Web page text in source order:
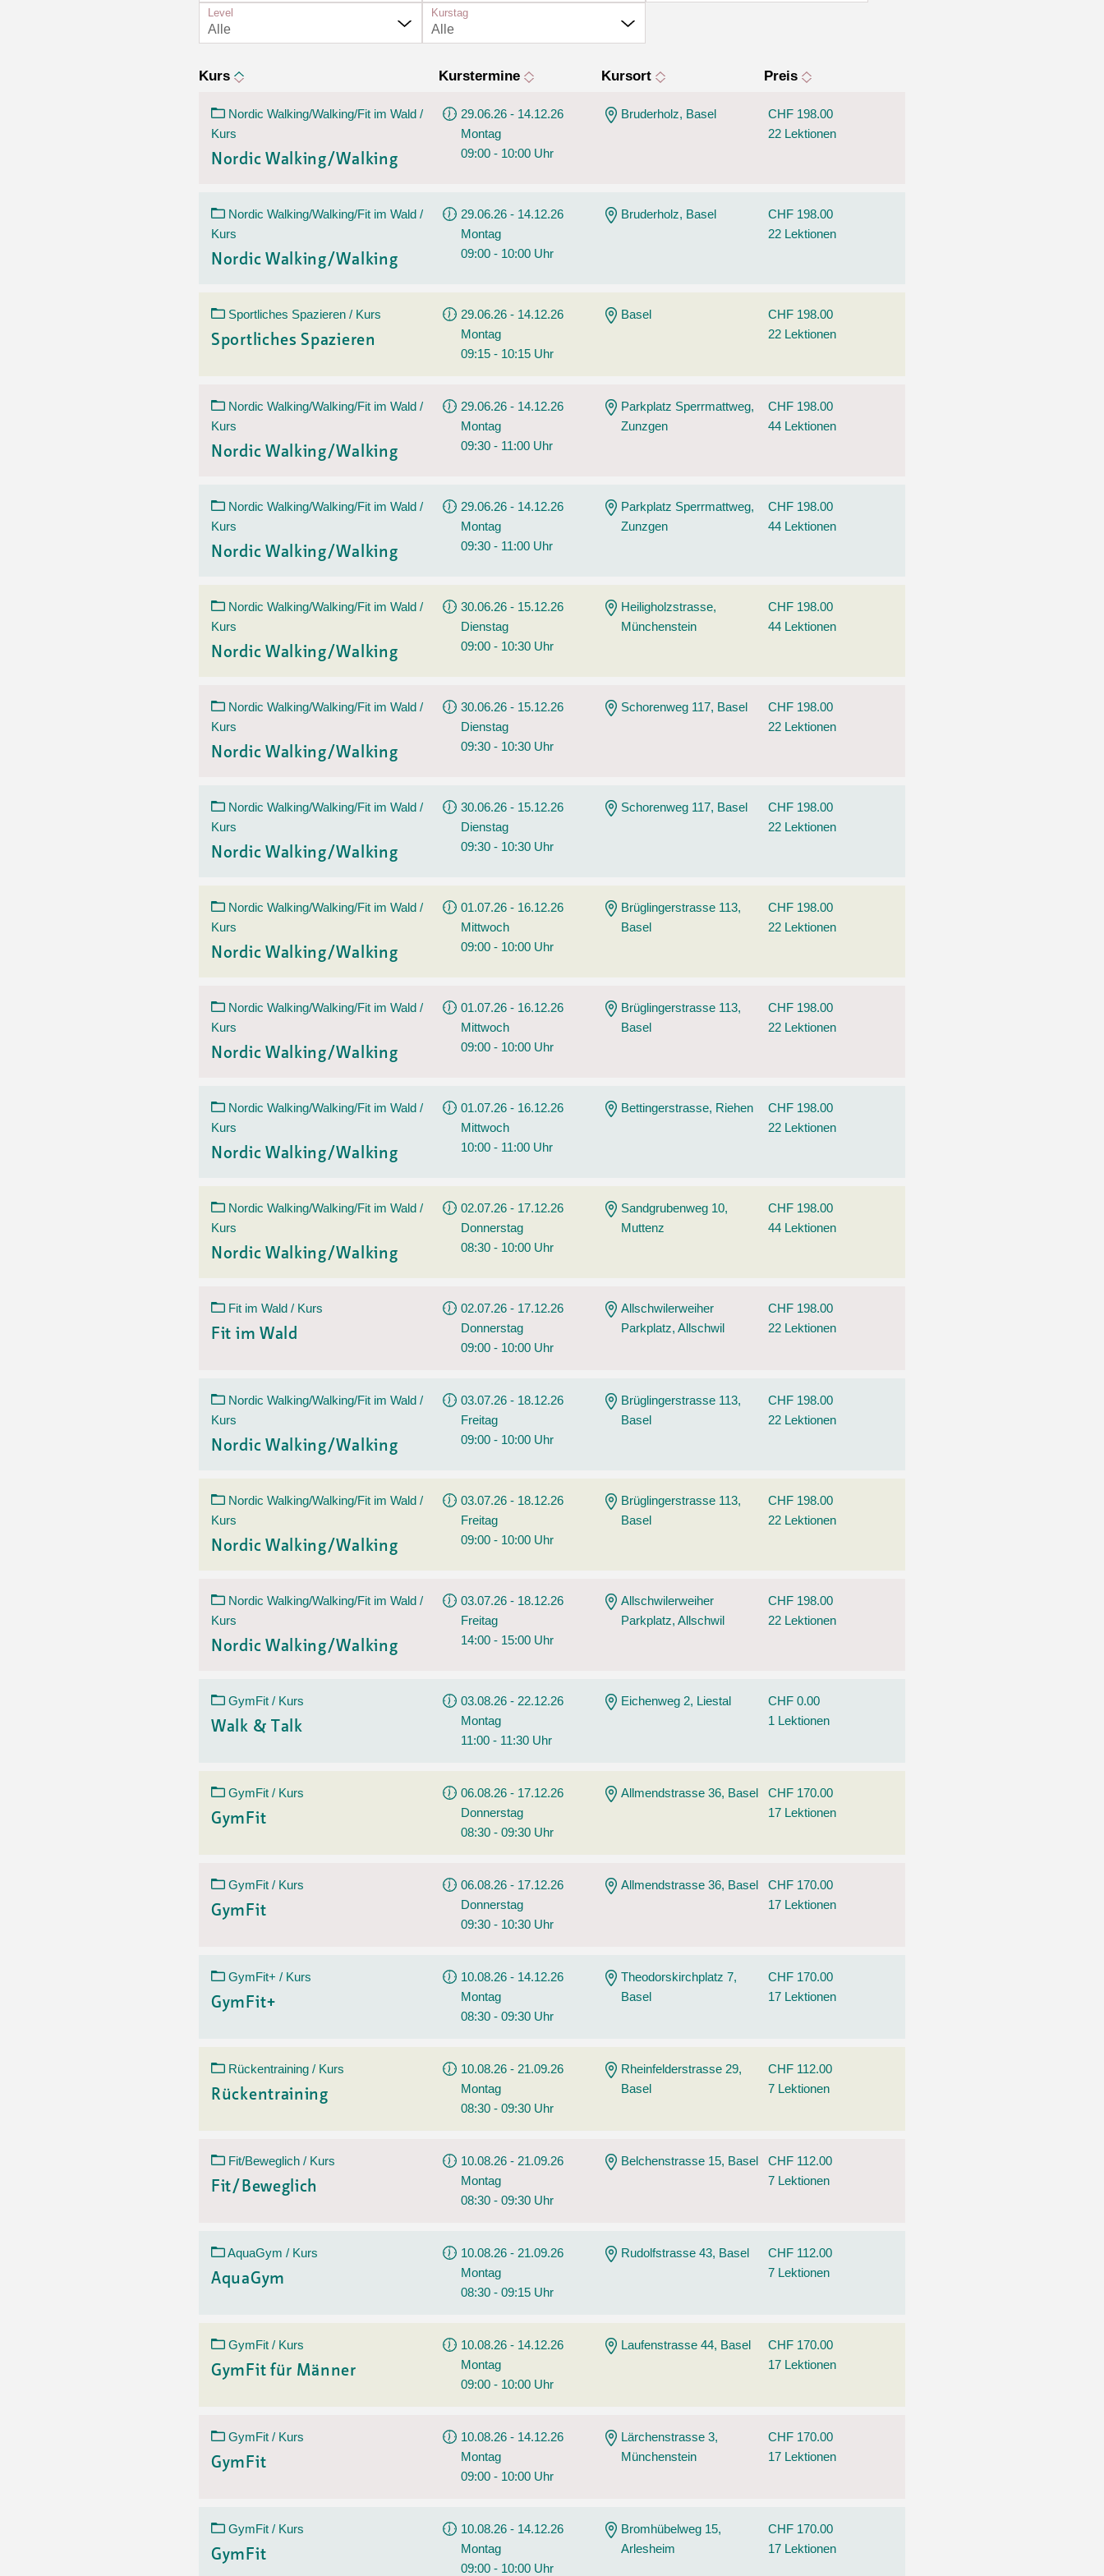
Altersstrategien und Leitbilder
Anleitung für Online Unterricht
Weitere Angebote
Tanz
Wassersport
Level
Alle
Kurstag
Alle
Kurs Kurstermine Kursort Preis
Nordic Walking/Walking/Fit im Wald /
Kurs
Nordic Walking/Walking
29.06.26 - 14.12.26
Montag
09:00 - 10:00 Uhr
Bruderholz, Basel
CHF 198.00
22 Lektionen
Nordic Walking/Walking/Fit im Wald /
Kurs
Nordic Walking/Walking
29.06.26 - 14.12.26
Montag
09:00 - 10:00 Uhr
Bruderholz, Basel
CHF 198.00
22 Lektionen
Sportliches Spazieren / Kurs
Sportliches Spazieren
29.06.26 - 14.12.26
Montag
09:15 - 10:15 Uhr
Basel
CHF 198.00
22 Lektionen
Nordic Walking/Walking/Fit im Wald /
Kurs
Nordic Walking/Walking
29.06.26 - 14.12.26
Montag
09:30 - 11:00 Uhr
Parkplatz Sperrmattweg,
Zunzgen
CHF 198.00
44 Lektionen
Nordic Walking/Walking/Fit im Wald /
Kurs
Nordic Walking/Walking
29.06.26 - 14.12.26
Montag
09:30 - 11:00 Uhr
Parkplatz Sperrmattweg,
Zunzgen
CHF 198.00
44 Lektionen
Nordic Walking/Walking/Fit im Wald /
Kurs
Nordic Walking/Walking
30.06.26 - 15.12.26
Dienstag
09:00 - 10:30 Uhr
Heiligholzstrasse,
Münchenstein
CHF 198.00
44 Lektionen
Nordic Walking/Walking/Fit im Wald /
Kurs
Nordic Walking/Walking
30.06.26 - 15.12.26
Dienstag
09:30 - 10:30 Uhr
Schorenweg 117, Basel
CHF 198.00
22 Lektionen
Nordic Walking/Walking/Fit im Wald /
Kurs
Nordic Walking/Walking
30.06.26 - 15.12.26
Dienstag
09:30 - 10:30 Uhr
Schorenweg 117, Basel
CHF 198.00
22 Lektionen
Nordic Walking/Walking/Fit im Wald /
Kurs
Nordic Walking/Walking
01.07.26 - 16.12.26
Mittwoch
09:00 - 10:00 Uhr
Brüglingerstrasse 113,
Basel
CHF 198.00
22 Lektionen
Nordic Walking/Walking/Fit im Wald /
Kurs
Nordic Walking/Walking
01.07.26 - 16.12.26
Mittwoch
09:00 - 10:00 Uhr
Brüglingerstrasse 113,
Basel
CHF 198.00
22 Lektionen
Nordic Walking/Walking/Fit im Wald /
Kurs
Nordic Walking/Walking
01.07.26 - 16.12.26
Mittwoch
10:00 - 11:00 Uhr
Bettingerstrasse, Riehen
CHF 198.00
22 Lektionen
Nordic Walking/Walking/Fit im Wald /
Kurs
Nordic Walking/Walking
02.07.26 - 17.12.26
Donnerstag
08:30 - 10:00 Uhr
Sandgrubenweg 10,
Muttenz
CHF 198.00
44 Lektionen
Fit im Wald / Kurs
Fit im Wald
02.07.26 - 17.12.26
Donnerstag
09:00 - 10:00 Uhr
Allschwilerweiher
Parkplatz, Allschwil
CHF 198.00
22 Lektionen
Nordic Walking/Walking/Fit im Wald /
Kurs
Nordic Walking/Walking
03.07.26 - 18.12.26
Freitag
09:00 - 10:00 Uhr
Brüglingerstrasse 113,
Basel
CHF 198.00
22 Lektionen
Nordic Walking/Walking/Fit im Wald /
Kurs
Nordic Walking/Walking
03.07.26 - 18.12.26
Freitag
09:00 - 10:00 Uhr
Brüglingerstrasse 113,
Basel
CHF 198.00
22 Lektionen
Nordic Walking/Walking/Fit im Wald /
Kurs
Nordic Walking/Walking
03.07.26 - 18.12.26
Freitag
14:00 - 15:00 Uhr
Allschwilerweiher
Parkplatz, Allschwil
CHF 198.00
22 Lektionen
GymFit / Kurs
Walk & Talk
03.08.26 - 22.12.26
Montag
11:00 - 11:30 Uhr
Eichenweg 2, Liestal
CHF 0.00
1 Lektionen
GymFit / Kurs
GymFit
06.08.26 - 17.12.26
Donnerstag
08:30 - 09:30 Uhr
Allmendstrasse 36, Basel
CHF 170.00
17 Lektionen
GymFit / Kurs
GymFit
06.08.26 - 17.12.26
Donnerstag
09:30 - 10:30 Uhr
Allmendstrasse 36, Basel
CHF 170.00
17 Lektionen
GymFit+ / Kurs
GymFit+
10.08.26 - 14.12.26
Montag
08:30 - 09:30 Uhr
Theodorskirchplatz 7,
Basel
CHF 170.00
17 Lektionen
Rückentraining / Kurs
Rückentraining
10.08.26 - 21.09.26
Montag
08:30 - 09:30 Uhr
Rheinfelderstrasse 29,
Basel
CHF 112.00
7 Lektionen
Fit/Beweglich / Kurs
Fit/Beweglich
10.08.26 - 21.09.26
Montag
08:30 - 09:30 Uhr
Belchenstrasse 15, Basel
CHF 112.00
7 Lektionen
AquaGym / Kurs
AquaGym
10.08.26 - 21.09.26
Montag
08:30 - 09:15 Uhr
Rudolfstrasse 43, Basel
CHF 112.00
7 Lektionen
GymFit / Kurs
GymFit für Männer
10.08.26 - 14.12.26
Montag
09:00 - 10:00 Uhr
Laufenstrasse 44, Basel
CHF 170.00
17 Lektionen
GymFit / Kurs
GymFit
10.08.26 - 14.12.26
Montag
09:00 - 10:00 Uhr
Lärchenstrasse 3,
Münchenstein
CHF 170.00
17 Lektionen
GymFit / Kurs
GymFit
10.08.26 - 14.12.26
Montag
09:00 - 10:00 Uhr
Bromhübelweg 15,
Arlesheim
CHF 170.00
17 Lektionen